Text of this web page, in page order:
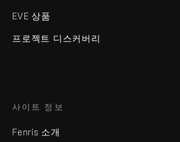
EVE 상품
프로젝트 디스커버리
사이트 정보
Fenris 소개